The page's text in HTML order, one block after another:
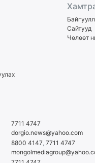
Сайтууд
Чөлөөт
7711 4747
dorgio.news@yahoo.com
8800 4147 7711 4747